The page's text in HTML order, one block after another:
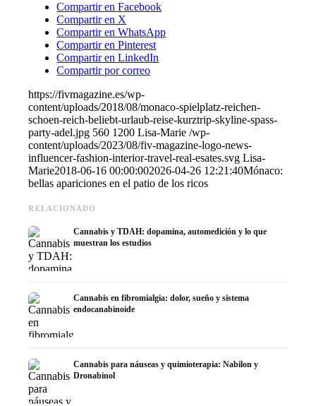
Compartir en Facebook
Compartir en X
Compartir en WhatsApp
Compartir en Pinterest
Compartir en LinkedIn
Compartir por correo
https://fivmagazine.es/wp-
content/uploads/2018/08/monaco-spielplatz-reichen-
schoen-reich-beliebt-urlaub-reise-kurztrip-skyline-spass-
party-adel.jpg 560 1200 Lisa-Marie /wp-
content/uploads/2023/08/fiv-magazine-logo-news-
influencer-fashion-interior-travel-real-esates.svg Lisa-
Marie2018-06-16 00:00:002026-04-26 12:21:40Mónaco:
bellas apariciones en el patio de los ricos
RELACIONADO
Cannabis y TDAH: dopamina, automedición y lo que
muestran los estudios
Cannabis en fibromialgia: dolor, sueño y sistema
endocanabinoide
Cannabis para náuseas y quimioterapia: Nabilon y
Dronabinol